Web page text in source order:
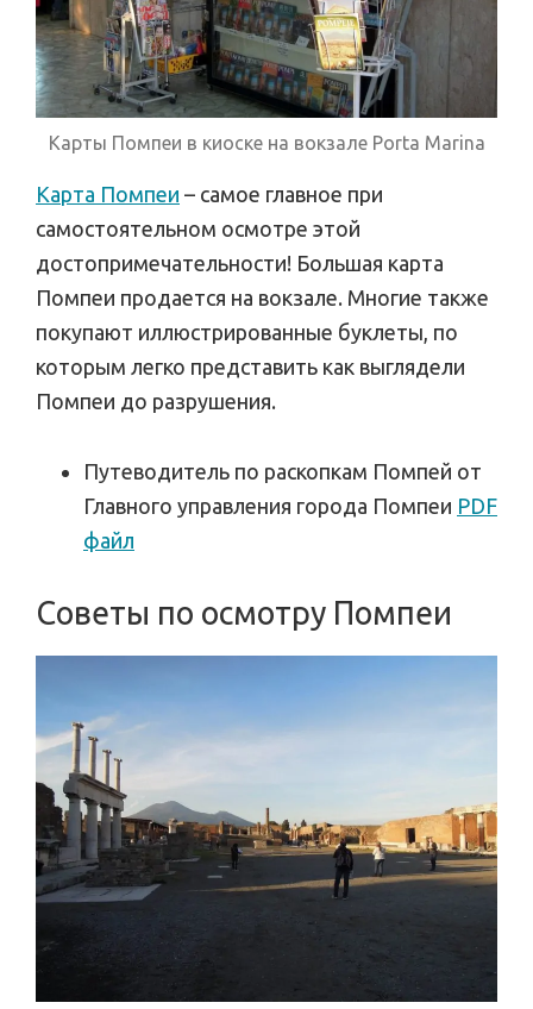
Карты Помпеи в киоске на вокзале Porta Marina
Карта Помпеи – самое главное при
самостоятельном осмотре этой
достопримечательности! Большая карта
Помпеи продается на вокзале. Многие также
покупают иллюстрированные буклеты, по
которым легко представить как выглядели
Помпеи до разрушения.
Путеводитель по раскопкам Помпей от
Главного управления города Помпеи PDF
файл
Советы по осмотру Помпеи